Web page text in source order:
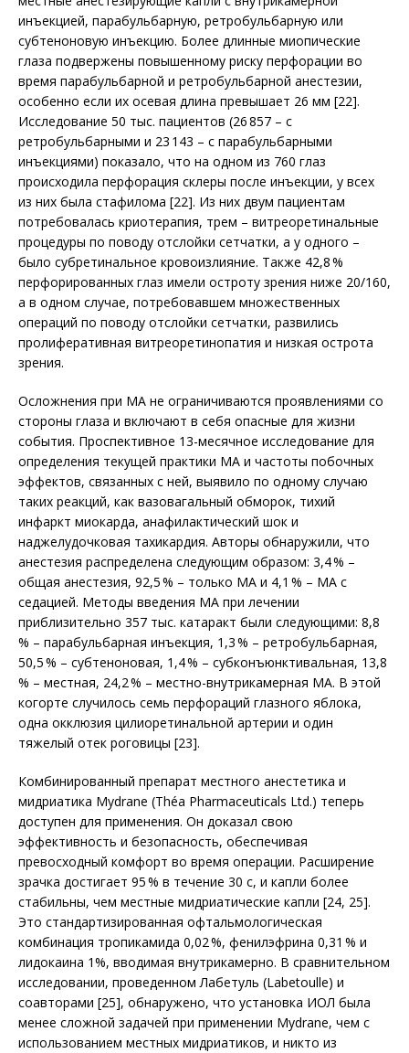
инъекцией, парабульбарную, ретробульбарную или
субтеноновую инъекцию. Более длинные миопические
глаза подвержены повышенному рис­ку перфорации во
время парабульбарной и ретробульбарной анестезии,
особенно если их осевая длина превышает 26 мм [22].
Исследование 50 тыс. пациентов (26 857 – с
ретробульбарными и 23 143 – с парабульбарными
инъекциями) показало, что на одном из 760 глаз
происходила перфорация склеры после инъекции, у всех
из них была стафилома [22]. Из них двум пациентам
потребовалась криотерапия, трем – витреоретинальные
процедуры по поводу отслойки сетчатки, а у одного –
было субретинальное кровоизлияние. Также 42,8 %
перфорированных глаз имели остроту зрения ниже 20/160,
а в одном случае, потребовавшем множественных
операций по поводу отслойки сетчатки, развились
пролиферативная витреоретинопатия и низкая острота
зрения.
Осложнения при МА не ограничиваются проявлениями со
стороны глаза и включают в себя опасные для жизни
события. Проспективное 13-месячное исследование для
определения текущей практики МА и частоты побочных
эффектов, связанных с ней, выявило по одному случаю
таких реакций, как вазовагальный обморок, тихий
инфаркт миокарда, анафилактический шок и
наджелудочковая тахикардия. Авторы обнаружили, что
анестезия распределена следующим образом: 3,4 % –
общая анестезия, 92,5 % – только МА и 4,1 % – МА с
седацией. Методы введения МА при лечении
приблизительно 357 тыс. катаракт были следующими: 8,8
% – парабульбарная инъекция, 1,3 % – ретробульбарная,
50,5 % – субтеноновая, 1,4 % – субконъюнктивальная, 13,8
% – местная, 24,2 % – местно-внутрикамерная МА. В этой
когорте случилось семь перфораций глазного яблока,
одна окклюзия цилиоретинальной артерии и один
тяжелый отек роговицы [23].
Комбинированный препарат местного анестетика и
мидриатика Mydrane (Théa Phar­maceuticals Ltd.) теперь
доступен для применения. Он доказал свою
эффективность и безопасность, обеспечивая
превосходный комфорт во время операции. Расширение
зрачка достигает 95 % в течение 30 с, и капли более
стабильны, чем местные мидриатические капли [24, 25].
Это стандартизированная офтальмологическая
комбинация тропикамида 0,02 %, фенилэфрина 0,31 % и
лидокаина 1%, вводимая внутрикамерно. В сравнительном
исследовании, проведенном Лабетуль (Labetoulle) и
соавторами [25], обнаружено, что установка ИОЛ была
менее сложной задачей при применении Mydrane, чем с
использованием местных мидриатиков, и никто из